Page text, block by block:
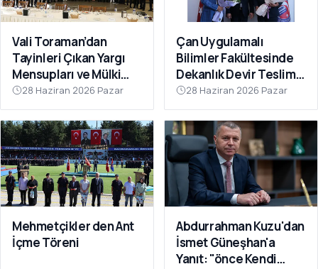
Vali Toraman’dan
Tayinleri Çıkan Yargı
Mensupları ve Mülki
İdare Amirlerine Veda
Yemeği
28 Haziran 2026 Pazar
Çan Uygulamalı
Bilimler Fakültesinde
Dekanlık Devir Teslim
Töreni Gerçekleştirildi
28 Haziran 2026 Pazar
Mehmetçikler den Ant
İçme Töreni
Abdurrahman Kuzu'dan
İsmet Güneşhan'a
Yanıt: "önce Kendi